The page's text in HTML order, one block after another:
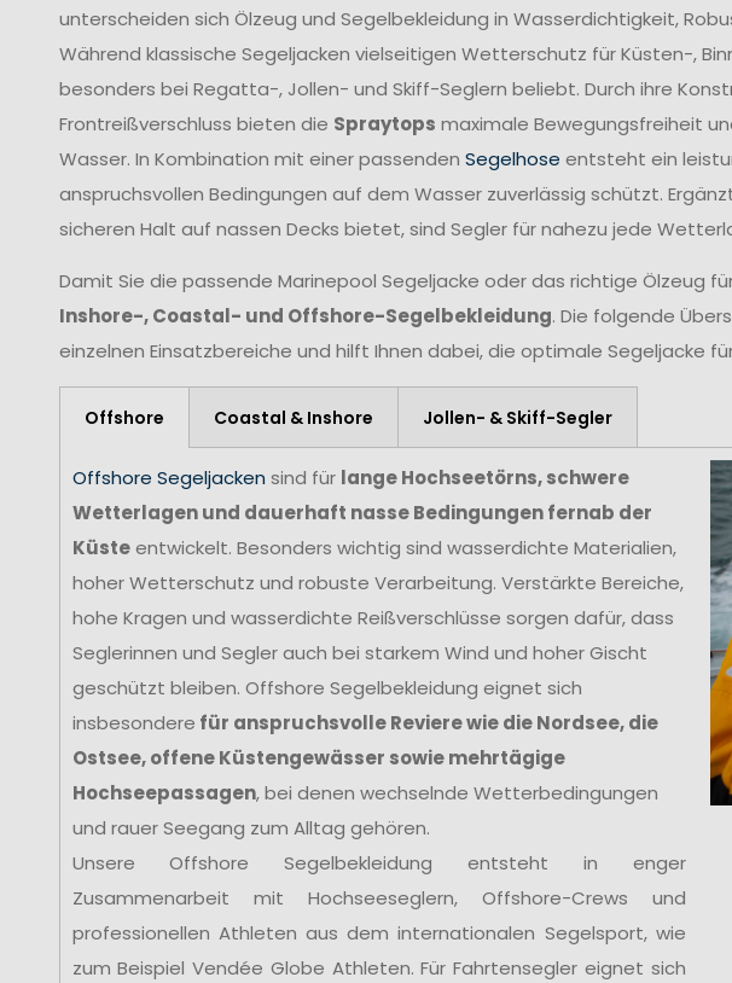
unterscheiden sich Ölzeug und Segelbekleidung in Wasserdichtigkeit,
Während klassische Segeljacken vielseitigen Wetterschutz für Küsten-,
besonders bei Regatta-, Jollen- und Skiff-Seglern beliebt. Durch ihre
Frontreißverschluss bieten die Spraytops maximale Bewegungsfreiheit
Wasser. In Kombination mit einer passenden Segelhose entsteht ein
anspruchsvollen Bedingungen auf dem Wasser zuverlässig schützt.
sicheren Halt auf nassen Decks bietet, sind Segler für nahezu jede
Damit Sie die passende Marinepool Segeljacke oder das richtige Ölzeug
Inshore-, Coastal- und Offshore-Segelbekleidung. Die folgende
einzelnen Einsatzbereiche und hilft Ihnen dabei, die optimale Segeljacke
Offshore Coastal & Inshore Jollen- & Skiff-Segler
Offshore Segeljacken sind für lange Hochseetörns, schwere
Wetterlagen und dauerhaft nasse Bedingungen fernab der
Küsteentwickelt. Besonders wichtig sind wasserdichte Materialien,
hoher Wetterschutz und robuste Verarbeitung. Verstärkte Bereiche,
hohe Kragen und wasserdichte Reißverschlüsse sorgen dafür, dass
Seglerinnen und Segler auch bei starkem Wind und hoher Gischt
geschützt bleiben. Offshore Segelbekleidung eignet sich
insbesondere für anspruchsvolle Reviere wie die Nordsee, die
Ostsee, offene Küstengewässer sowie mehrtägige
Hochseepassagen, bei denen wechselnde Wetterbedingungen
und rauer Seegang zum Alltag gehören.
Unsere Offshore Segelbekleidung entsteht in enger
Zusammenarbeit mit Hochseeseglern, Offshore-Crews und
professionellen Athleten aus dem internationalen Segelsport, wie
zum Beispiel Vendée Globe Athleten. Für Fahrtensegler eignet sich